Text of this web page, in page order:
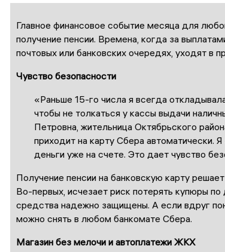
Главное финансовое событие месяца для
получение пенсии. Времена, когда за
почтовых или банковских очередях, уходят в
Чувство безопасности
«Раньше 15-го числа я всегда
чтобы не толкаться у кассы выдачи
Петровна, жительница Октябрьского
приходит на карту Сбера автоматически.
деньги уже на счете. Это дает чувство
Получение пенсии на банковскую карту
Во-первых, исчезает риск потерять купюры
средства надежно защищены. А если вдруг
можно снять в любом банкомате Сбера.
Магазин без мелочи и автоплатежи ЖКХ